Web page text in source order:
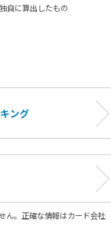
自に算出したもの
ング
ん。正確な情報はカード会社